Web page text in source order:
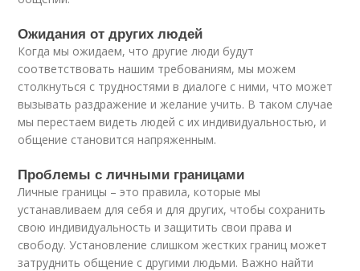
Ожидания от других людей
Когда мы ожидаем, что другие люди будут
соответствовать нашим требованиям, мы можем
столкнуться с трудностями в диалоге с ними, что может
вызывать раздражение и желание учить. В таком случае
мы перестаем видеть людей с их индивидуальностью, и
общение становится напряженным.
Проблемы с личными границами
Личные границы – это правила, которые мы
устанавливаем для себя и для других, чтобы сохранить
свою индивидуальность и защитить свои права и
свободу. Установление слишком жестких границ может
затруднить общение с другими людьми. Важно найти